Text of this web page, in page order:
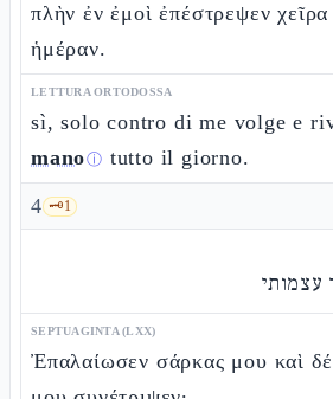
πλὴν ἐν ἐμοὶ ἐπέστρεψεν
ἡμέραν.
LETTURA ORTODOSSA
sì, solo contro di me volge e
manoⓘ tutto il giorno.
4 🗝️1
עצמותי
SEPTUAGINTA (LXX)
Ἐπαλαίωσεν σάρκας μου καὶ